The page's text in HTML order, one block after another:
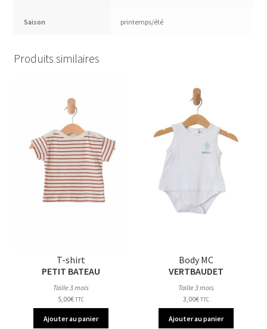
Saison printemps/été
Produits similaires
T-shirt
PETIT BATEAU
Taille 3 mois
5,00€ TTC
Ajouter au panier
Body MC
VERTBAUDET
Taille 3 mois
3,00€ TTC
Ajouter au panier